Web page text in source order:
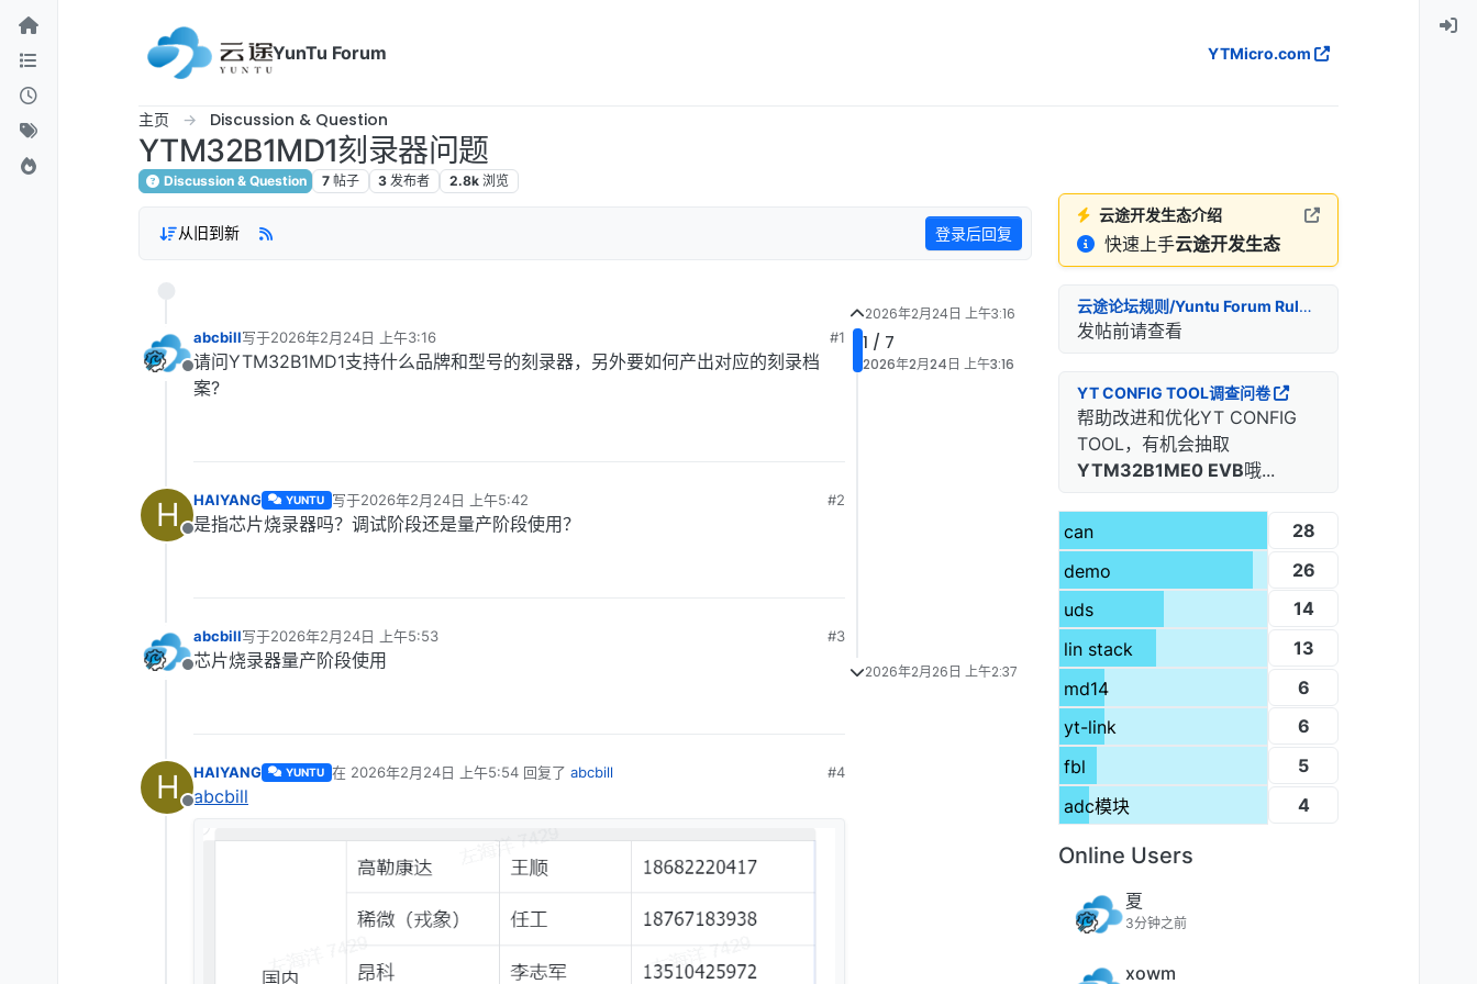
跳转至内容
YunTu Forum
YTMicro.com
主页 Discussion & Question
YTM32B1MD1刻录器问题
Discussion & Question 7 帖子 3 发布者 2.8k 浏览
从旧到新 登录后回复
离线
abcbill写于2026年2月24日 上午3:16
最后由 编辑
#1
请问YTM32B1MD1支持什么品牌和型号的刻录器，另外要如何产出对应的刻录档
案?
H
离线
HAIYANG YUNTU 写于2026年2月24日 上午5:42
最后由 编辑
#2
是指芯片烧录器吗？调试阶段还是量产阶段使用？
离线
abcbill写于2026年2月24日 上午5:53
最后由 编辑
#3
芯片烧录器量产阶段使用
H
离线
HAIYANG YUNTU 在 2026年2月24日 上午5:54回复了 abcbill
最后由 编辑
#4
abcbill
2026年2月24日 上午3:16
1 / 7
2026年2月24日 上午3:16
2026年2月26日 上午2:37
云途开发生态介绍
快速上手云途开发生态
云途论坛规则/Yuntu Forum Rules
发帖前请查看
YT CONFIG TOOL调查问卷
帮助改进和优化YT CONFIG
TOOL，有机会抽取
YTM32B1ME0 EVB哦...
can
28
demo
26
uds
14
lin stack
13
md14
6
yt-link
6
fbl
5
adc模块
4
Online Users
夏
3分钟之前
xowm